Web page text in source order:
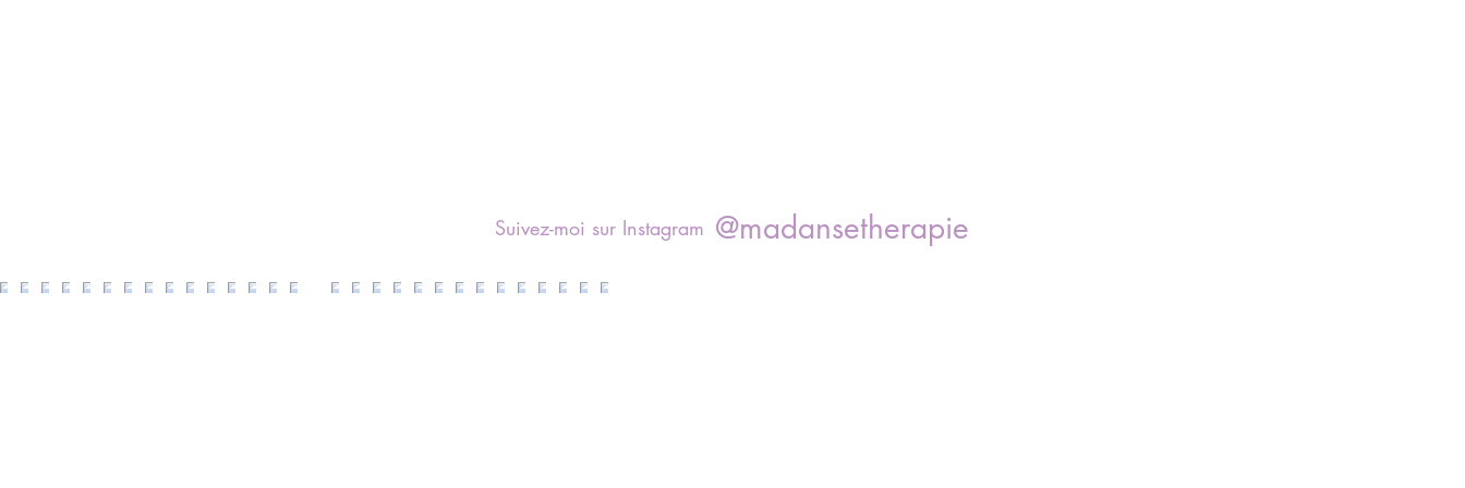
Suivez-moi sur Instagram @madansetherapie